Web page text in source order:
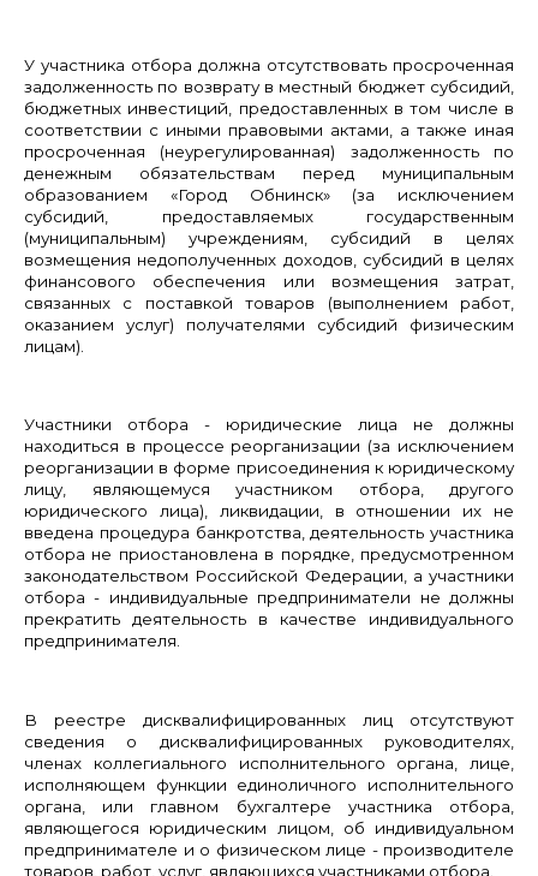
У участника отбора должна отсутствовать просроченная
задолженность по возврату в местный бюджет субсидий,
бюджетных инвестиций, предоставленных в том числе в
соответствии с иными правовыми актами, а также иная
просроченная (неурегулированная) задолженность по
денежным обязательствам перед муниципальным
образованием «Город Обнинск» (за исключением
субсидий, предоставляемых государственным
(муниципальным) учреждениям, субсидий в целях
возмещения недополученных доходов, субсидий в целях
финансового обеспечения или возмещения затрат,
связанных с поставкой товаров (выполнением работ,
оказанием услуг) получателями субсидий физическим
лицам).
Участники отбора - юридические лица не должны
находиться в процессе реорганизации (за исключением
реорганизации в форме присоединения к юридическому
лицу, являющемуся участником отбора, другого
юридического лица), ликвидации, в отношении их не
введена процедура банкротства, деятельность участника
отбора не приостановлена в порядке, предусмотренном
законодательством Российской Федерации, а участники
отбора - индивидуальные предприниматели не должны
прекратить деятельность в качестве индивидуального
предпринимателя.
В реестре дисквалифицированных лиц отсутствуют
сведения о дисквалифицированных руководителях,
членах коллегиального исполнительного органа, лице,
исполняющем функции единоличного исполнительного
органа, или главном бухгалтере участника отбора,
являющегося юридическим лицом, об индивидуальном
предпринимателе и о физическом лице - производителе
товаров, работ, услуг, являющихся участниками отбора.